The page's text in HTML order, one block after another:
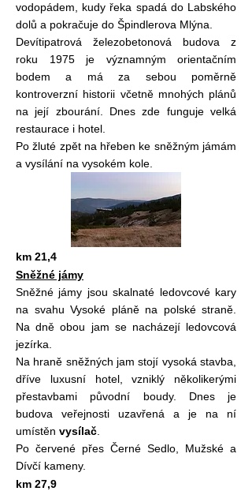
vodopádem, kudy řeka spadá do Labského
dolů a pokračuje do Špindlerova Mlýna.
Devítipatrová železobetonová budova z
roku 1975 je významným orientačním
bodem a má za sebou poměrně
kontroverzní historii včetně mnohých plánů
na její zbourání. Dnes zde funguje velká
restaurace i hotel.
Po žluté zpět na hřeben ke sněžným jámám
a vysílání na vysokém kole.
km 21,4
Sněžné jámy
Sněžné jámy jsou skalnaté ledovcové kary
na svahu Vysoké pláně na polské straně.
Na dně obou jam se nacházejí ledovcová
jezírka.
Na hraně sněžných jam stojí vysoká stavba,
dříve luxusní hotel, vzniklý několikerými
přestavbami původní boudy. Dnes je
budova veřejnosti uzavřená a je na ní
umístěn vysílač
Po červené přes Černé Sedlo, Mužské a
Dívčí kameny.
km 27,9